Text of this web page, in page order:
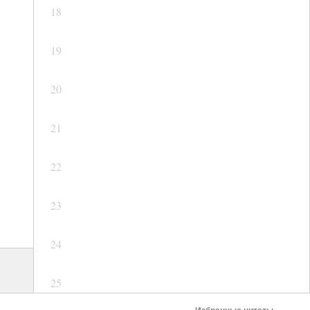
18
19
20
21
22
23
24
25